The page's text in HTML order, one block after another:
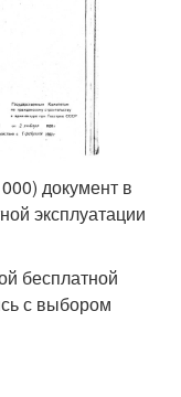
документ в
эксплуатации
бесплатной
с выбором